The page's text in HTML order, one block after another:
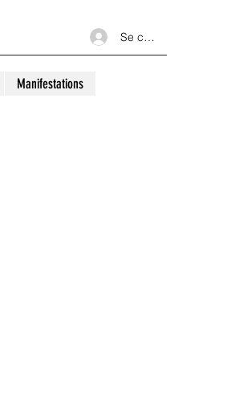
Se connecter
Manifestations